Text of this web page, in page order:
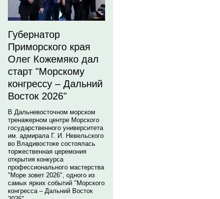
Губернатор
Приморского края
Олег Кожемяко дал
старт "Морскому
конгрессу – Дальний
Восток 2026"
В Дальневосточном морском
тренажерном центре Морского
государственного университета
им. адмирала Г. И. Невельского
во Владивостоке состоялась
торжественная церемония
открытия конкурса
профессионального мастерства
"Море зовет 2026", одного из
самых ярких событий "Морского
конгресса – Дальний Восток